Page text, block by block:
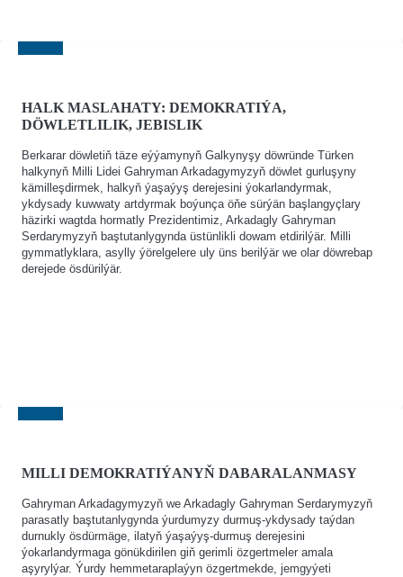
HALK MASLAHATY: DEMOKRATIÝA,
DÖWLETLILIK, JEBISLIK
Berkarar döwletiň täze eýýamynyň Galkynyşy döwründe Türken
halkynyň Milli Lidei Gahryman Arkadagymyzyň döwlet gurluşyny
kämilleşdirmek, halkyň ýaşaýyş derejesini ýokarlandyrmak,
ykdysady kuwwaty artdyrmak boýunça öňe sürýän başlangyçlary
häzirki wagtda hormatly Prezidentimiz, Arkadagly Gahryman
Serdarymyzyň baştutanlygynda üstünlikli dowam etdirilýär. Milli
gymmatlyklara, asylly ýörelgelere uly üns berilýär we olar döwrebap
derejede ösdürilýär.
MILLI DEMOKRATIÝANYŇ DABARALANMASY
Gahryman Arkadagymyzyň we Arkadagly Gahryman Serdarymyzyň
parasatly baştutanlygynda ýurdumyzy durmuş-ykdysady taýdan
durnukly ösdürmäge, ilatyň ýaşaýyş-durmuş derejesini
ýokarlandyrmaga gönükdirilen giň gerimli özgertmeler amala
aşyrylýar. Ýurdy hemmetaraplaýyn özgertmekde, jemgyýeti